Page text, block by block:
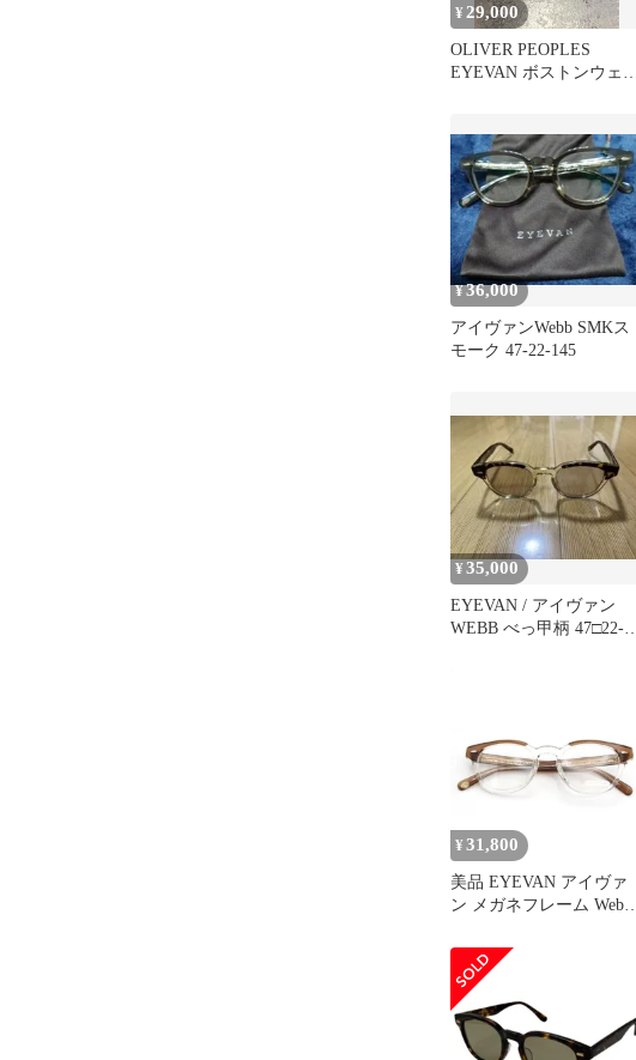
¥ 29,000
OLIVER PEOPLES
EYEVAN ボストンウェリ
¥36,000
アイヴァンWebb SMKス
モーク 47-22-145
¥35,000
EYEVAN / アイヴァン
WEBB べっ甲柄 47□22-
¥ 31,800
美品 EYEVAN アイヴァ
ン メガネフレーム Webb
ボスリントン BR/CRL ブ
ラウン/クリスタル
54000791